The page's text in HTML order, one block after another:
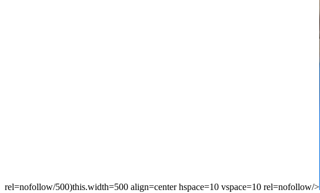
rel=nofollow/500)this.width=500 align=center hspace=10 vspace=10 rel=nofollow/>